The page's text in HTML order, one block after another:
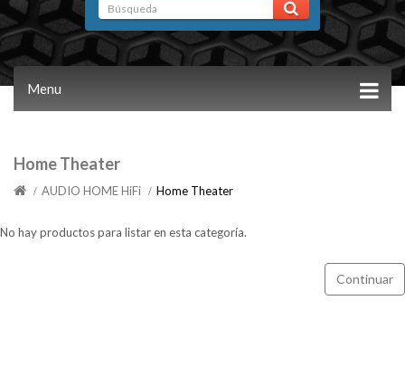
Menu
Home Theater
AUDIO HOME HiFi Home Theater
No hay productos para listar en esta categoría.
Continuar